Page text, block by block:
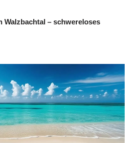
Walzbachtal – schwereloses